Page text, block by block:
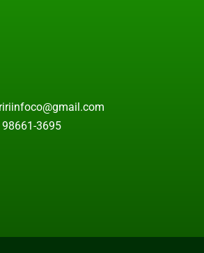
98661-3695